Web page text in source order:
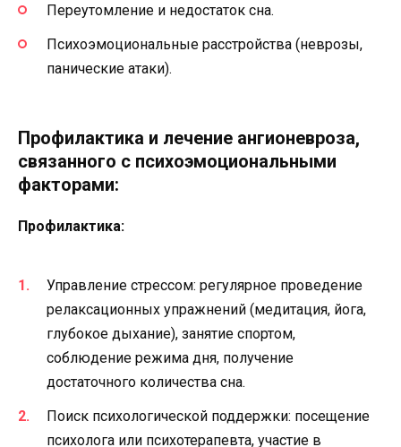
Переутомление и недостаток сна.
Психоэмоциональные расстройства (неврозы,
панические атаки).
Профилактика и лечение ангионевроза,
связанного с психоэмоциональными
факторами:
Профилактика:
Управление стрессом: регулярное проведение
релаксационных упражнений (медитация, йога,
глубокое дыхание), занятие спортом,
соблюдение режима дня, получение
достаточного количества сна.
Поиск психологической поддержки: посещение
психолога или психотерапевта, участие в